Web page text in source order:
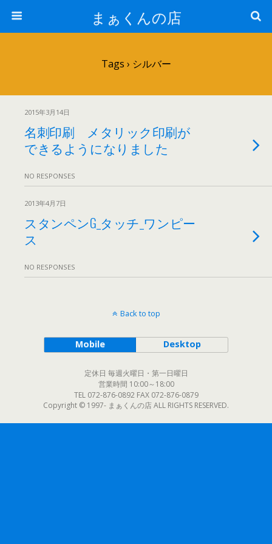
まぁくんの店
Tags › シルバー
2015年3月14日
名刺印刷 メタリック印刷が
できるようになりました
NO RESPONSES
2013年4月7日
スタンペンG_タッチ_ワンピー
ス
NO RESPONSES
Back to top
Mobile Desktop
定休日 毎週火曜日・第一日曜日
営業時間 10:00～18:00
TEL 072-876-0892 FAX 072-876-0879
Copyright © 1997- まぁくんの店 ALL RIGHTS RESERVED.